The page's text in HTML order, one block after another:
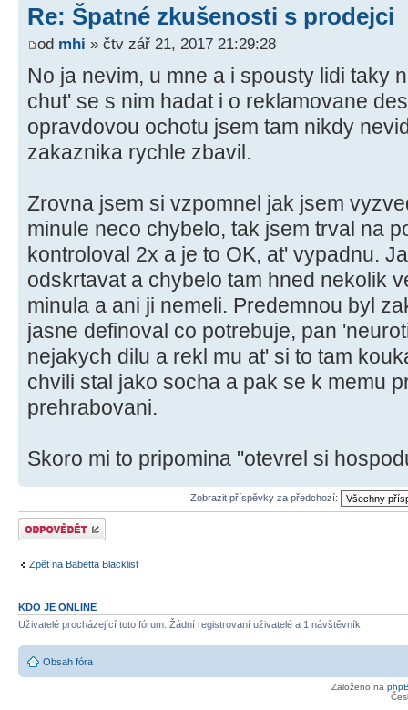
Re: Špatné zkušenosti s prodejci
od mhi » čtv zář 21, 2017 21:29:28
No ja nevim, u mne a i spousty lidi taky
chut' se s nim hadat i o reklamovane
opravdovou ochotu jsem tam nikdy
zakaznika rychle zbavil.
Zrovna jsem si vzpomnel jak jsem
minule neco chybelo, tak jsem trval na
kontroloval 2x a je to OK, at' vypadnu.
odskrtavat a chybelo tam hned nekolik
minula a ani ji nemeli. Predemnou byl
jasne definoval co potrebuje, pan
nejakych dilu a rekl mu at' si to tam
chvili stal jako socha a pak se k memu
prehrabovani.
Skoro mi to pripomina "otevrel si
Zobrazit příspěvky za předchozí:
Odeslat odpověď
Zpět na Babetta Blacklist
KDO JE ONLINE
Uživatelé procházející toto fórum: Žádní registrovaní uživatelé a 1 návštěvník
Obsah fóra
Založeno na